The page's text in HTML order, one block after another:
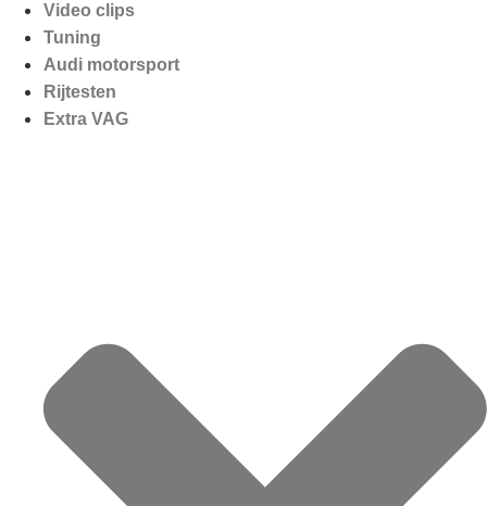
Video clips
Tuning
Audi motorsport
Rijtesten
Extra VAG